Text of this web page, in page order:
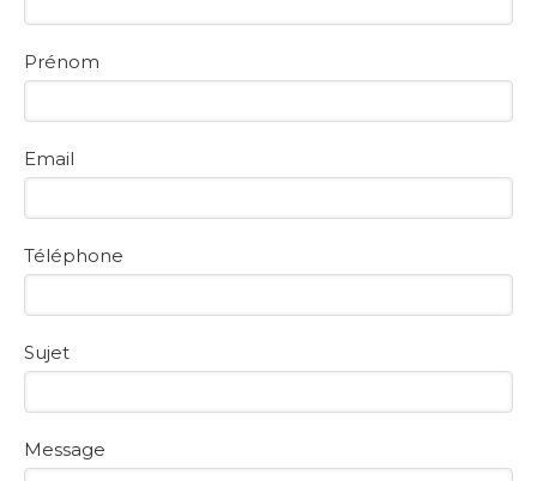
Prénom
Email
Téléphone
Sujet
Message